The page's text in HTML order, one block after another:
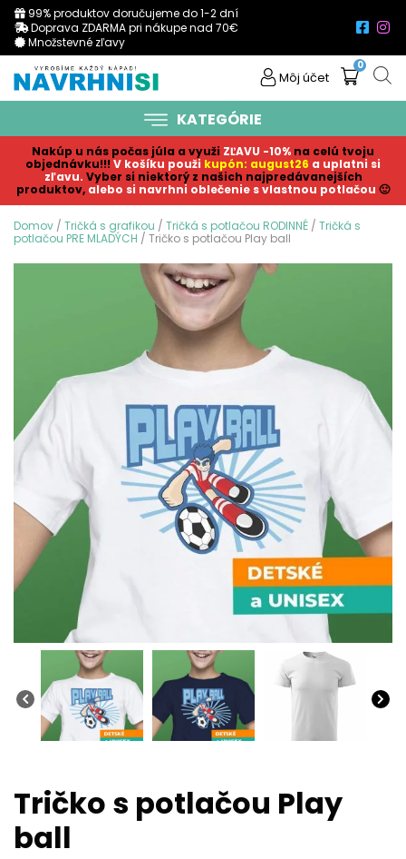
99% produktov doručujeme do 1-2 dní
Doprava ZDARMA pri nákupe nad 70€
Množstevné zľavy
Môj účet
0
KATEGÓRIE
Nakúp u nás počas júla a využi ZĽAVU -10% na celú tvoju
objednávku!!! V košíku použi kupón: august26 a uplatni si
zľavu. Vyber si niektorý z našich najpredávanejších
produktov, alebo si navrhni oblečenie s vlastnou potlačou 🙂
Domov / Tričká s grafikou / Tričká s potlačou RODINNÉ / Tričká s
potlačou PRE MLADÝCH / Tričko s potlačou Play ball
Tričko s potlačou Play
ball